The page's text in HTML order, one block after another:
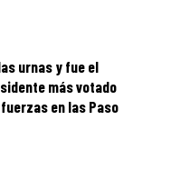
urnas y fue el
más votado
en las Paso